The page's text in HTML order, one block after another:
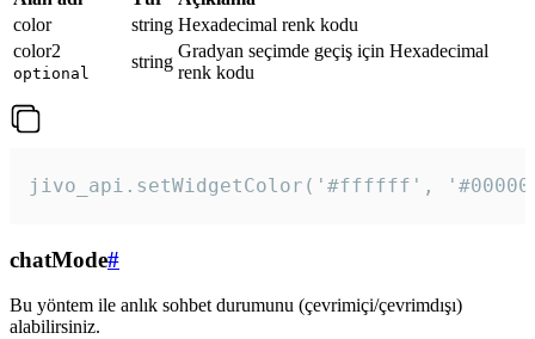
color
string Hexadecimal renk kodu
color2
optional
string
Gradyan seçimde geçiş için Hexadecimal
renk kodu
jivo_api.setWidgetColor('#ffffff',
chatMode#
Bu yöntem ile anlık sohbet durumunu (çevrimiçi/çevrimdışı)
alabilirsiniz.